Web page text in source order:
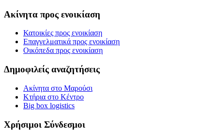
Ακίνητα προς ενοικίαση
Κατοικίες προς ενοικίαση
Επαγγελματικά προς ενοικίαση
Οικόπεδα προς ενοικίαση
Δημοφιλείς αναζητήσεις
Ακίνητα στο Μαρούσι
Κτήρια στο Κέντρο
Big box logistics
Χρήσιμοι Σύνδεσμοι